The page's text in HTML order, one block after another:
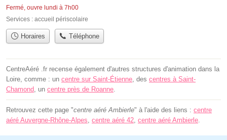
Fermé, ouvre lundi à 7h00
Services : accueil périscolaire
Horaires Téléphone
CentreAéré .fr recense également d'autres structures d'animation dans la
Loire, comme : un centre sur Saint-Étienne , des centres à Saint-
Chamond , un centre près de Roanne
Retrouvez cette page "centre aéré Ambierle" à l'aide des liens : centre
aéré Auvergne-Rhône-Alpes centre aéré 42 centre aéré Ambierle